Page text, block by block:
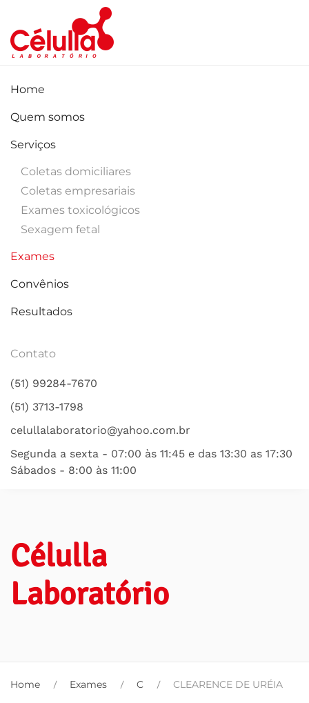
Skip to main content
Home
Quem somos
Serviços
Coletas domiciliares
Coletas empresariais
Exames toxicológicos
Sexagem fetal
Exames
Convênios
Resultados
Contato
(51) 99284-7670
(51) 3713-1798
celullalaboratorio@yahoo.com.br
Segunda a sexta - 07:00 às 11:45 e das 13:30 as 17:30
Sábados - 8:00 às 11:00
Célulla
Laboratório
Home Exames C CLEARENCE DE URÉIA